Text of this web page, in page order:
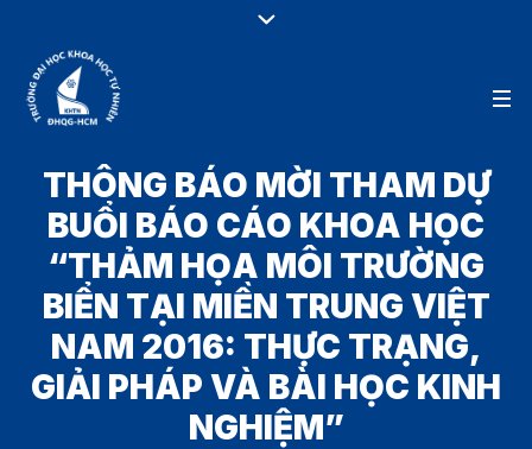
THÔNG BÁO MỜI THAM DỰ
BUỔI BÁO CÁO KHOA HỌC
“THẢM HỌA MÔI TRƯỜNG
BIỂN TẠI MIỀN TRUNG VIỆT
NAM 2016: THỰC TRẠNG,
GIẢI PHÁP VÀ BÀI HỌC KINH
NGHIỆM”